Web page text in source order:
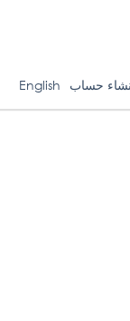
حساب English